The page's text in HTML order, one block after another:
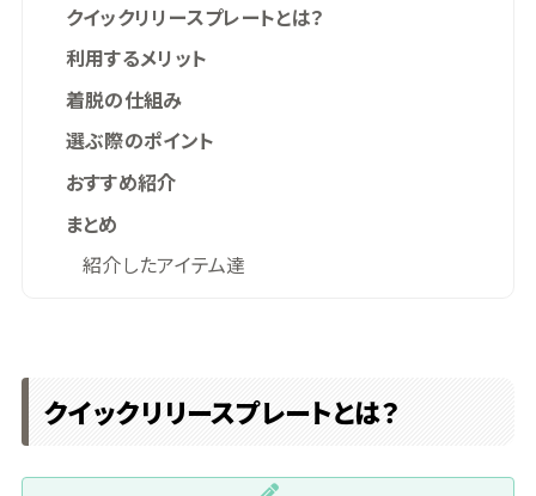
クイックリリースプレートとは？
利用するメリット
着脱の仕組み
選ぶ際のポイント
おすすめ紹介
まとめ
紹介したアイテム達
クイックリリースプレートとは？